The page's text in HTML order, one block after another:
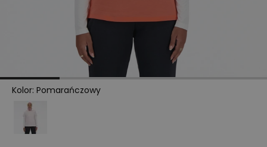
Kolor: Pomarańczowy